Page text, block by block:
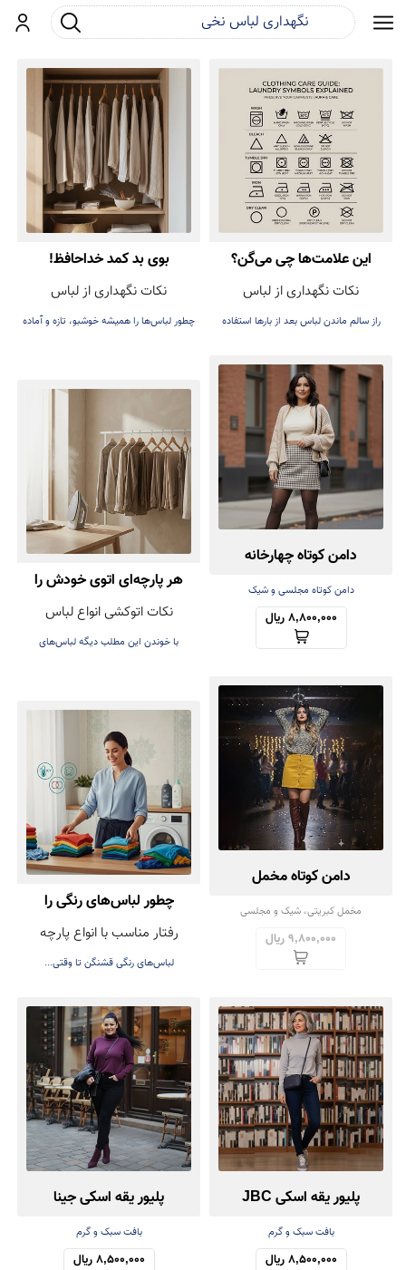
ورودجست و جو
این علامت‌ها چی می‌گن؟
نکات نگهداری از لباس
راز سالم ماندن لباس بعد از بارها استفاده
بوی بد کمد خداحافظ!
نکات نگهداری از لباس
چطور لباس‌ها را همیشه خوشبو، تازه و آماده
دامن کوتاه چهارخانه
دامن کوتاه مجلسی و شیک
8,800,000 ریال
هر پارچه‌ای اتوی خودش را
دارد! راهنمای اتوکشی بدون
آسیب
نکات اتوکشی انواع لباس
با خوندن این مطلب دیگه لباس‌های
دامن کوتاه مخمل
مخمل کبریتی، شیک و مجلسی
9,800,000 ریال
چطور لباس‌های رنگی را
بشوییم تا رنگشان نرود؟
رفتار مناسب با انواع پارچه
لباس‌های رنگی قشنگن تا وقتی...
پلیور یقه اسکی JBC
بافت سبک و گرم
8,500,000 ریال
پلیور یقه اسکی جینا
بافت سبک و گرم
8,500,000 ریال